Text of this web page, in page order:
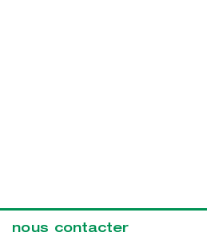
nous contacter